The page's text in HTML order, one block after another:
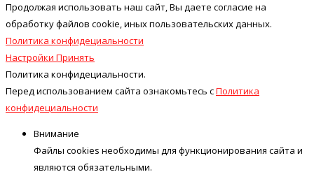
Продолжая использовать наш cайт, Вы даете согласие на
обработку файлов cookie, иных пользовательских данных.
Политика конфидециальности
Настройки Принять
Политика конфидециальности.
Перед использованием сайта ознакомьтесь сПолитика
конфидециальности
Внимание
Файлы cookies необходимы для функционирования сайта и
являются обязательными.